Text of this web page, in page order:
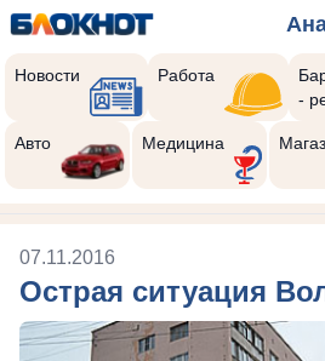
Новости Работа
-
Авто Медицина
07.11.2016
Острая ситуация